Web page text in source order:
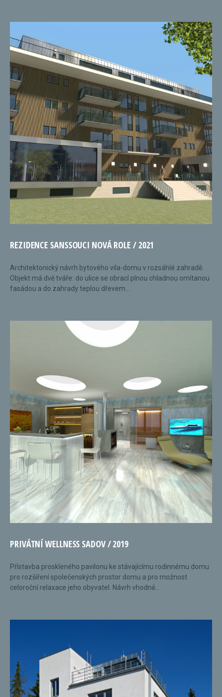
REZIDENCE SANSSOUCI NOVÁ ROLE / 2021
Architektonický návrh bytového vila-domu v rozsáhlé zahradě.
Objekt má dvě tváře: do ulice se obrací plnou chladnou omítanou
fasádou a do zahrady teplou dřevem...
PRIVÁTNÍ WELLNESS SADOV / 2019
Přístavba proskleného pavilonu ke stávajícímu rodinnému domu
pro rozšíření společenských prostor domu a pro možnost
celoroční relaxace jeho obyvatel. Návrh vhodně...